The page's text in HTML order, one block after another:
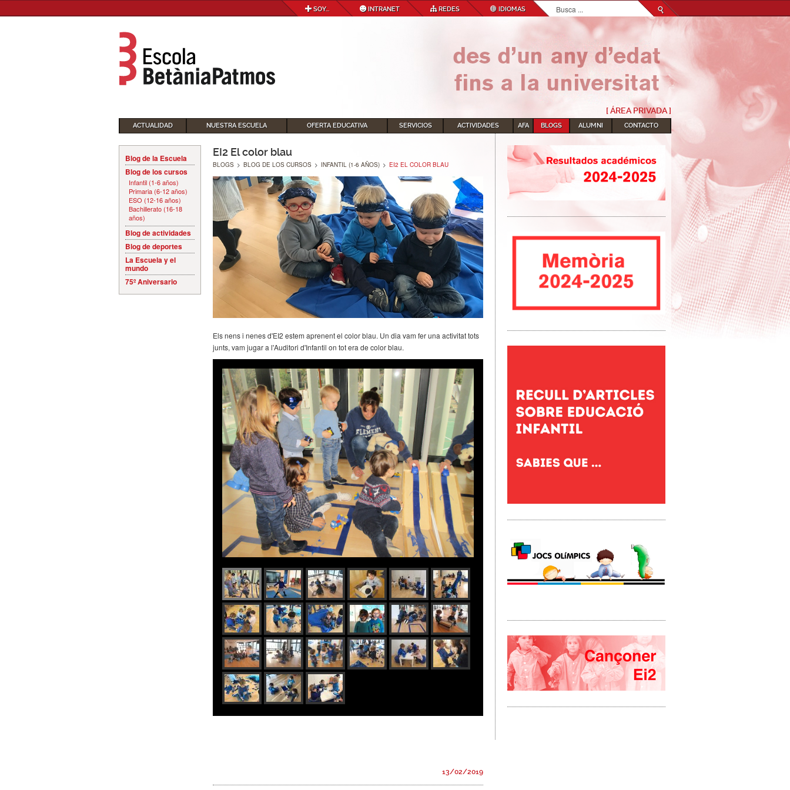
SOY... INTRANET REDES IDIOMAS Buscar...
[ ÁREA PRIVADA ]
ACTUALIDAD NUESTRA ESCUELA OFERTA EDUCATIVA SERVICIOS ACTIVIDADES AFA BLOGS ALUMNI CONTACTO
Blog de la Escuela
Blog de los cursos
Infantil (1-6 años)
Primaria (6-12 años)
ESO (12-16 años)
Bachillerato (16-18
años)
Blog de actividades
Blog de deportes
La Escuela y el
mundo
75º Aniversario
EI2 El color blau
BLOGS > BLOG DE LOS CURSOS > INFANTIL (1-6 AÑOS) > EI2 EL COLOR BLAU
Els nens i nenes d'EI2 estem aprenent el color blau. Un dia vam fer una activitat tots
junts, vam jugar a l'Auditori d'Infantil on tot era de color blau.
13/02/2019